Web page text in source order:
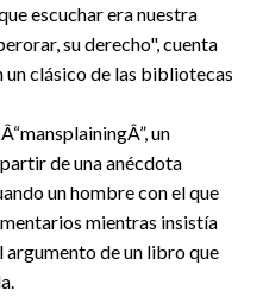
escuchar era nuestra
su derecho", cuenta
clásico de las bibliotecas
un
de una anécdota
un hombre con el que
mientras insistía
de un libro que